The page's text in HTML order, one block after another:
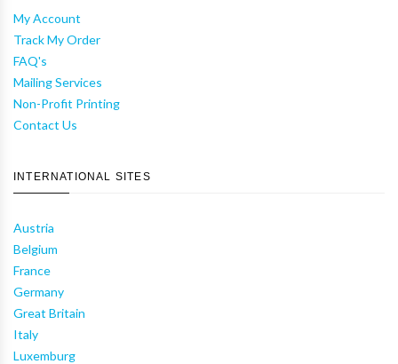
My Account
Track My Order
FAQ's
Mailing Services
Non-Profit Printing
Contact Us
INTERNATIONAL SITES
Austria
Belgium
France
Germany
Great Britain
Italy
Luxemburg